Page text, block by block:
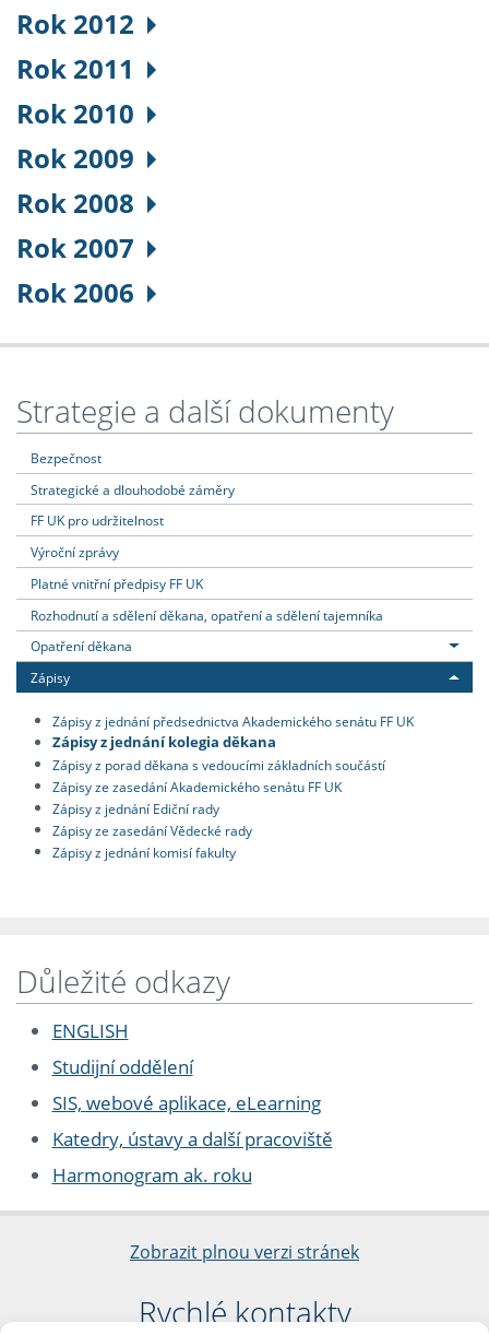
Rok 2012
Rok 2011
Rok 2010
Rok 2009
Rok 2008
Rok 2007
Rok 2006
Strategie a další dokumenty
Bezpečnost
Strategické a dlouhodobé záměry
FF UK pro udržitelnost
Výroční zprávy
Platné vnitřní předpisy FF UK
Rozhodnutí a sdělení děkana, opatření a sdělení tajemníka
Opatření děkana
Zápisy
Zápisy z jednání předsednictva Akademického senátu FF UK
Zápisy z jednání kolegia děkana
Zápisy z porad děkana s vedoucími základních součástí
Zápisy ze zasedání Akademického senátu FF UK
Zápisy z jednání Ediční rady
Zápisy ze zasedání Vědecké rady
Zápisy z jednání komisí fakulty
Důležité odkazy
ENGLISH
Studijní oddělení
SIS, webové aplikace, eLearning
Katedry, ústavy a další pracoviště
Harmonogram ak. roku
Zobrazit plnou verzi stránek
Rychlé kontakty